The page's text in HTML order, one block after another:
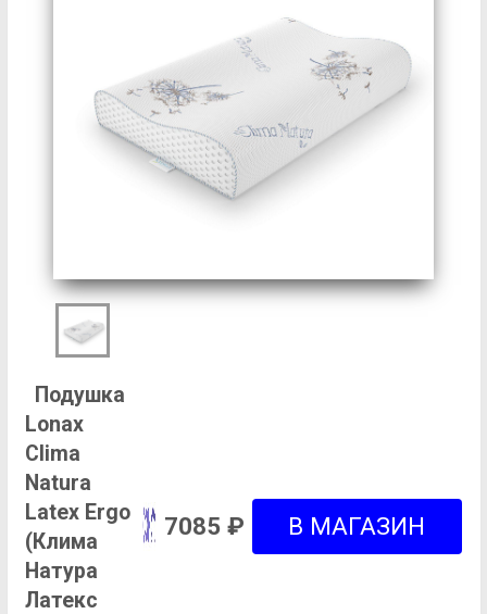
Подушка
Lonax
Clima
Natura
Latex Ergo
(Клима
Натура
Латекс
7085 ₽